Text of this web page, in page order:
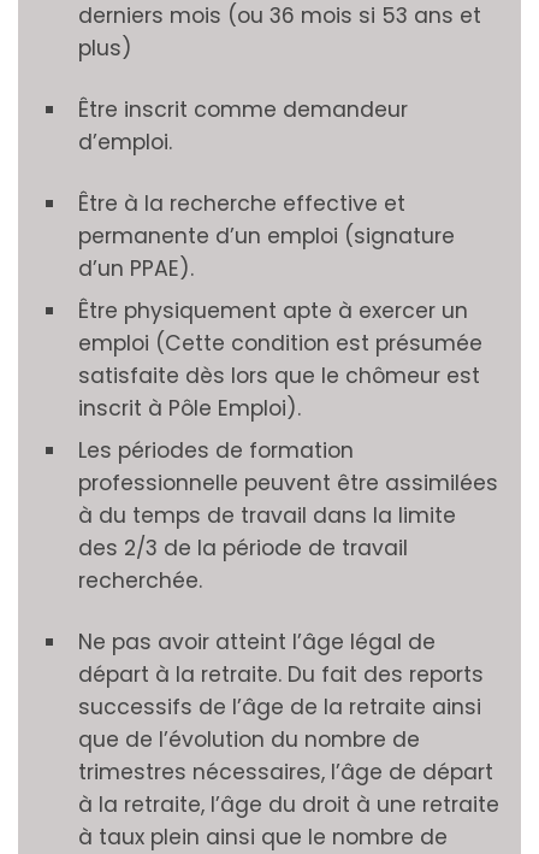
derniers mois (ou 36 mois si 53 ans et
plus)
Être inscrit comme demandeur
d’emploi.
Être à la recherche effective et
permanente d’un emploi (signature
d’un PPAE).
Être physiquement apte à exercer un
emploi (Cette condition est présumée
satisfaite dès lors que le chômeur est
inscrit à Pôle Emploi).
Les périodes de formation
professionnelle peuvent être assimilées
à du temps de travail dans la limite
des 2/3 de la période de travail
recherchée.
Ne pas avoir atteint l’âge légal de
départ à la retraite. Du fait des reports
successifs de l’âge de la retraite ainsi
que de l’évolution du nombre de
trimestres nécessaires, l’âge de départ
à la retraite, l’âge du droit à une retraite
à taux plein ainsi que le nombre de